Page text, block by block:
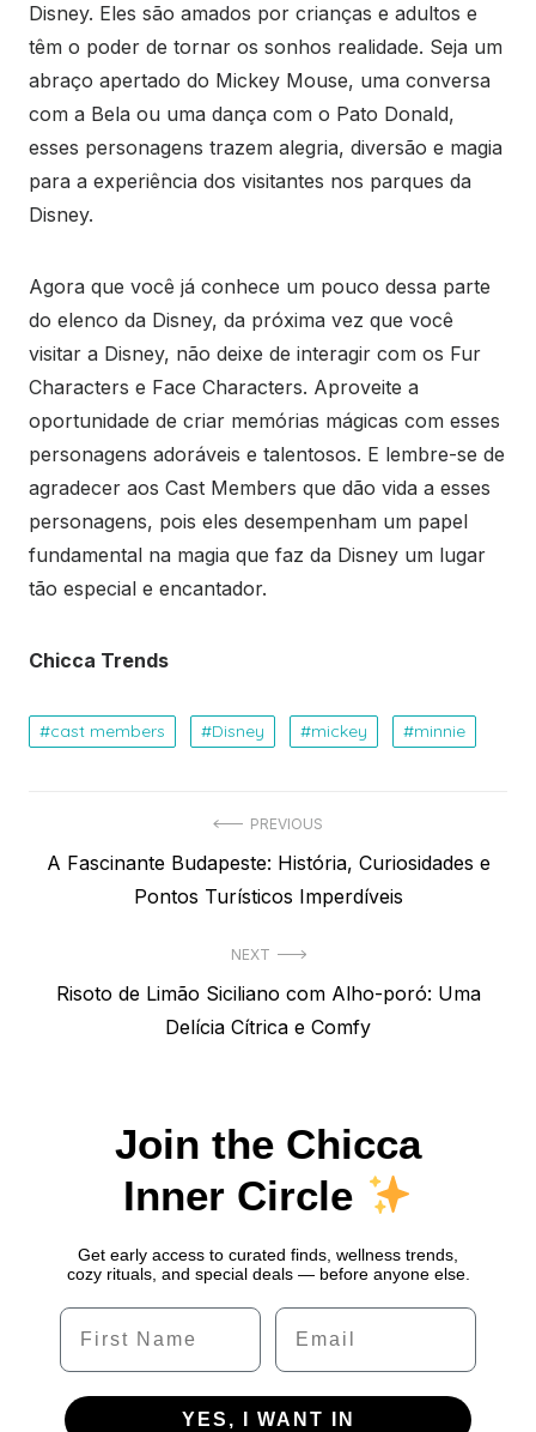
Disney. Eles são amados por crianças e adultos e
têm o poder de tornar os sonhos realidade. Seja um
abraço apertado do Mickey Mouse, uma conversa
com a Bela ou uma dança com o Pato Donald,
esses personagens trazem alegria, diversão e magia
para a experiência dos visitantes nos parques da
Disney.
Agora que você já conhece um pouco dessa parte
do elenco da Disney, da próxima vez que você
visitar a Disney, não deixe de interagir com os Fur
Characters e Face Characters. Aproveite a
oportunidade de criar memórias mágicas com esses
personagens adoráveis e talentosos. E lembre-se de
agradecer aos Cast Members que dão vida a esses
personagens, pois eles desempenham um papel
fundamental na magia que faz da Disney um lugar
tão especial e encantador.
Chicca Trends
cast members Disney mickey minnie
de
PREVIOUS
Previous
A Fascinante Budapeste: História, Curiosidades e
Pontos Turísticos Imperdíveis
NEXT
Next
Risoto de Limão Siciliano com Alho-poró: Uma
Delícia Cítrica e Comfy
Join the Chicca
Inner Circle
Get early access to curated finds, wellness trends,
cozy rituals, and special deals — before anyone else.
Name Email
YES, I WANT IN